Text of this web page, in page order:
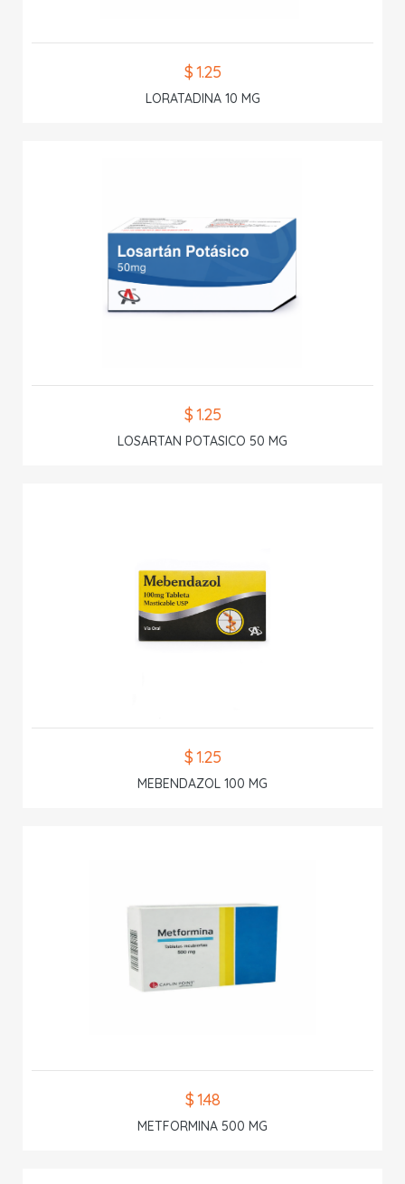
$ 1.25
LORATADINA 10 MG
$ 1.25
LOSARTAN POTASICO 50 MG
$ 1.25
MEBENDAZOL 100 MG
$ 1.48
METFORMINA 500 MG